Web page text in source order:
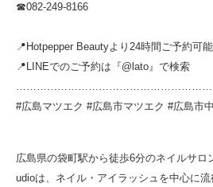
☎︎082-249-8166
📍Hotpepper Beautyより24時間ご予約可
📍LINEでのご予約は『@lato』で検索
#広島マツエク #広島市マツエク #広島市
広島県の袋町駅から徒歩6分のネイルサ
udioは、ネイル・アイラッシュを中心に